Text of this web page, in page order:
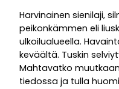
Harvinainen sienilaji,
peikonkämmen eli
ulkoilualueella.
keväältä. Tuskin
Mahtavatko
tiedossa ja tulla